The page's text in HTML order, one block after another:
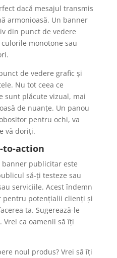
dacă mesajul transmis
armonioasă. Un banner
din punct de vedere
monotone sau
de vedere grafic și
Nu tot ceea ce
sunt plăcute vizual, mai
de nuanțe. Un panou
pentru ochi, va
vă doriți.
to-action
publicitar este
să-ți testeze sau
serviciile. Acest îndemn
pentru potențialii clienți și
ta. Sugerează-le
Vrei ca oamenii să îți
noul produs? Vrei să îți